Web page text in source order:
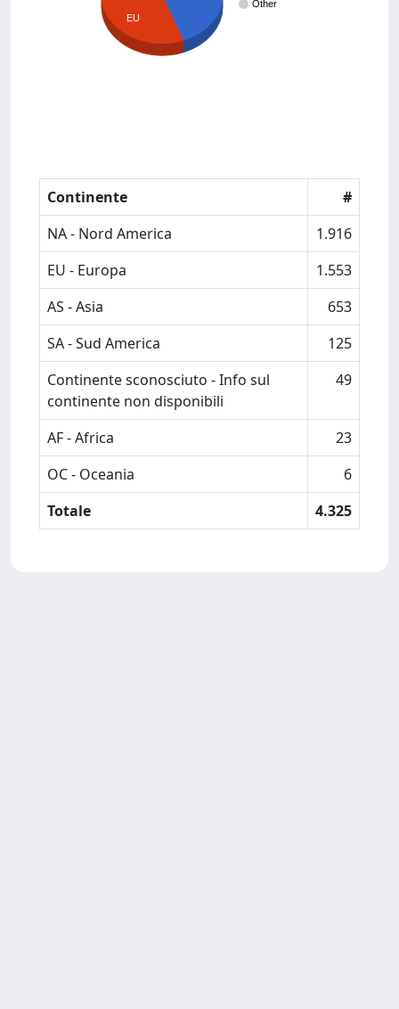
Other
EU
Continente
#
NA - Nord America
1.916
EU - Europa
1.553
AS - Asia
653
SA - Sud America
125
Continente sconosciuto - Info sul
continente non disponibili
49
AF - Africa
23
OC - Oceania
6
Totale
4.325